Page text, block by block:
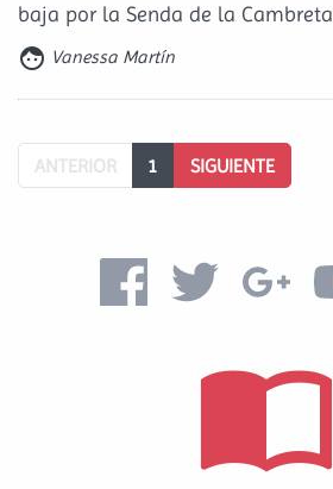
baja por la Senda de la Cambreta
 Vanessa Martín
ANTERIOR 1 SIGUIENTE
